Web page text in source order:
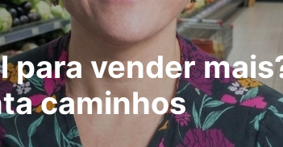
vender
caminhos